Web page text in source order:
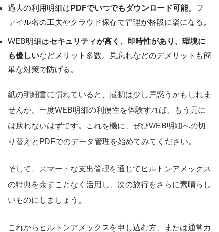
過去の利用明細は PDFでいつでもダウンロード可能。フ
ァイル名の工夫やクラウド保存で管理が格段に楽になる。
WEB明細はセキュリティが高く、即時性があり、環境に
も優しいなどメリット多数。見忘れなどのデメリットも簡
単な対策で防げる。
紙の明細書に慣れていると、最初は少し戸惑うかもしれま
せんが、一度WEB明細の利便性を体験すれば、もう元に
は戻れないはずです。これを機に、ぜひWEB明細への切
り替えとPDFでのデータ管理を始めてみてください。
そして、スマートな支出管理を通じてヒルトンアメックス
の特典を余すことなく活用し、次の旅行をさらに素晴らし
いものにしましょう。
これからヒルトンアメックスを申し込む方、または通常カ